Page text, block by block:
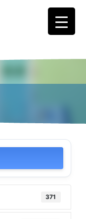
371